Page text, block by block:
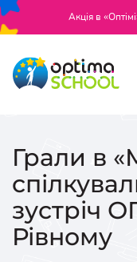
Акція в
Грали в
зустріч
Рівному